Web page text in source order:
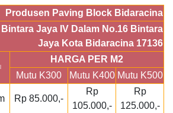
Produsen Paving Block Bidaracina
Jaya IV Dalam No.16 Bintara
Jaya Kota Bidaracina 17136
HARGA PER M2
Mutu K300
Mutu K400 Mutu K500
Rp 85.000,-
Rp
105.000,-
Rp
125.000,-